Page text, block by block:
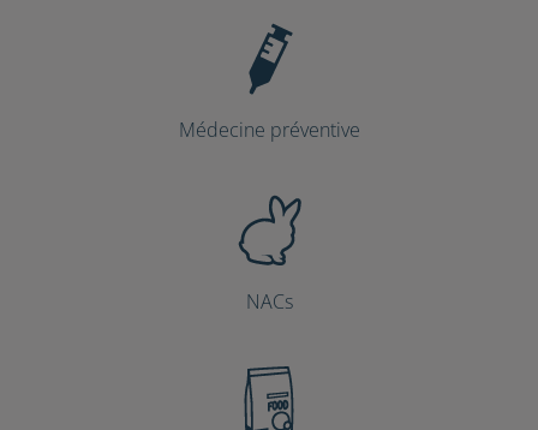
Médecine préventive
NACs